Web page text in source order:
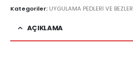
Kategoriler: UYGULAMA PEDLERİ VE BEZLER
AÇIKLAMA